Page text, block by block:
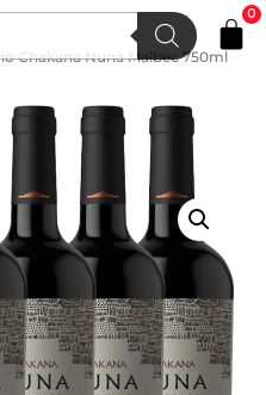
0
Chakana Nuna Malbec 750ml